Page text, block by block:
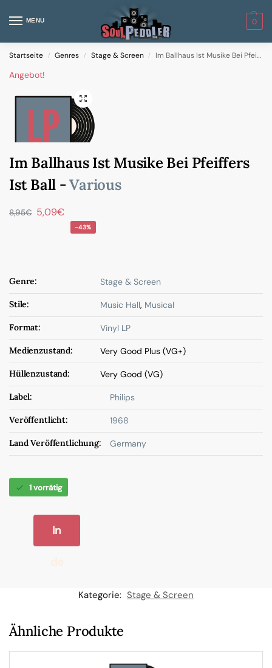
MENU 0
Startseite / Genres / Stage & Screen / Im Ballhaus Ist Musike Bei Pfeiffers Ist Ball
Angebot!
Im Ballhaus Ist Musike Bei Pfeiffers
Ist Ball -Various
8,95€ 5,09€
-43%
Genre: Stage & Screen
Stile: Music Hall, Musical
Format: Vinyl LP
Medienzustand: Very Good Plus (VG+)
Hüllenzustand: Very Good (VG)
Label: Philips
Veröffentlicht: 1968
Land Veröffentlichung: Germany
1 vorrätig
In
W
Kategorie: Stage & Screen
Ähnliche Produkte